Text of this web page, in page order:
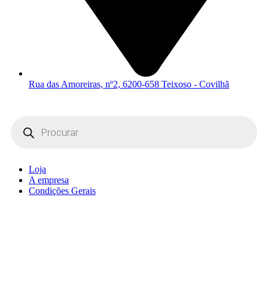
Rua das Amoreiras, nº2, 6200-658 Teixoso - Covilhã
search
Loja
A empresa
Condições Gerais